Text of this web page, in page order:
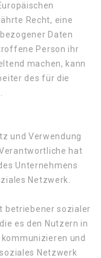
Recht, eine
Daten
Person ihr
machen, kann
des für die
und Verwendung
hat
Unternehmens
Netzwerk.
betriebener sozialer
es den Nutzern in
und
Netzwerk